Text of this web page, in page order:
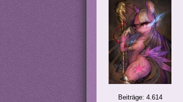
Beiträge: 4.614